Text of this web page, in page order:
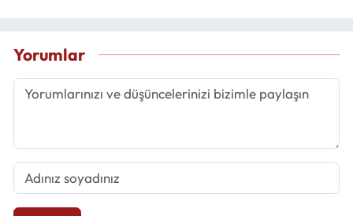
Yorumlar